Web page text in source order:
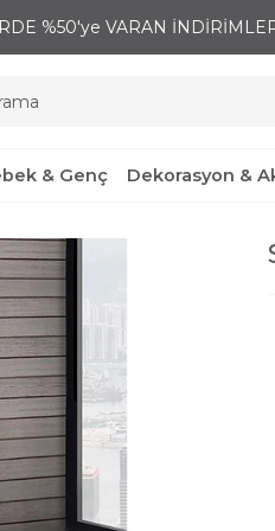
%50'ye VARAN
& Genç Dekorasyon &